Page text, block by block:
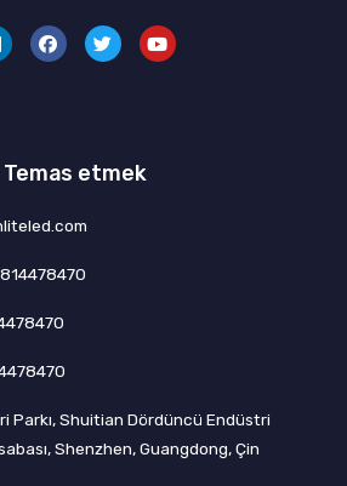
c
e
b
i
t
t
u
t
u
Temas etmek
Parkı, Shuitian Dördüncü Endüstri
Shenzhen, Guangdong, Çin